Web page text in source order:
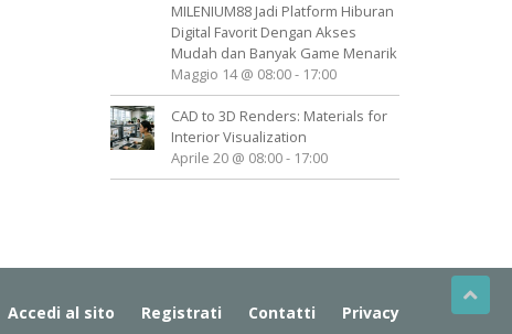
MILENIUM88 Jadi Platform Hiburan
Digital Favorit Dengan Akses
Mudah dan Banyak Game Menarik
Maggio 14 @ 08:00- 17:00
CAD to 3D Renders: Materials for
Interior Visualization
Aprile 20 @ 08:00- 17:00
Accedi al sito Registrati Contatti Privacy